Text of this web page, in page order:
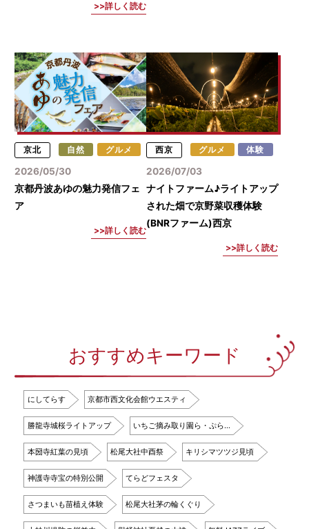
詳しく読む
京北 自然 グルメ
2026/05/30
京都丹波あゆの魅力発信フェ
ア
詳しく読む
西京 グルメ 体験
2026/07/03
ナイトファーム♪ライトアップ
された畑で京野菜収穫体験
(BNRファーム)西京
詳しく読む
おすすめキーワード
にしてらす 京都市西文化会館ウエスティ
勝龍寺城桜ライトアップ いちご摘み取り園ら・ぷら…
本圀寺紅葉の見頃 松尾大社中酉祭 キリシマツツジ見頃
神護寺寺宝の特別公開 てらどフェスタ
さつまいも苗植え体験 松尾大社茅の輪くぐり